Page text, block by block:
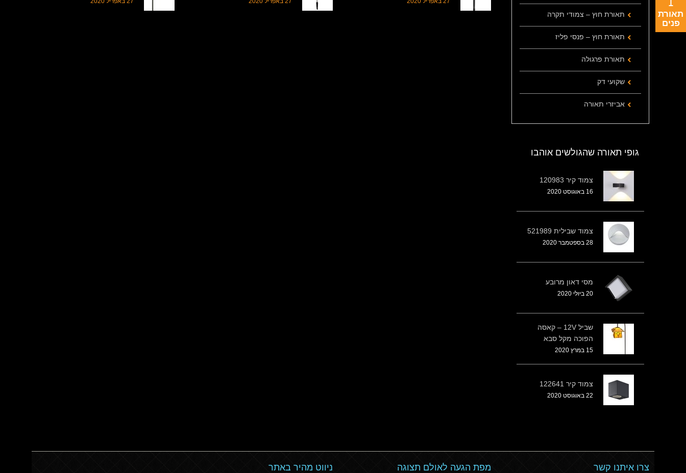
תאורת חוץ – צמודי תקרה
תאורת חוץ – פנסי פליז
תאורת פרגולה
שקועי דק
אביזרי תאורה
גופי תאורה שהגולשים אוהבו
צמוד קיר 120983
16 באוגוסט 2020
צמוד שבילית 521989
28 בספטמבר 2020
מסי דאון מרובע
20 ביולי 2020
שביל 12V – קאסה
הפוכה מקל סבא
15 במרץ 2020
צמוד קיר 122641
22 באוגוסט 2020
צרו איתנו קשר מפת הגעה לאולם תצוגה ניווט מהיר באתר
תאורת
פנים